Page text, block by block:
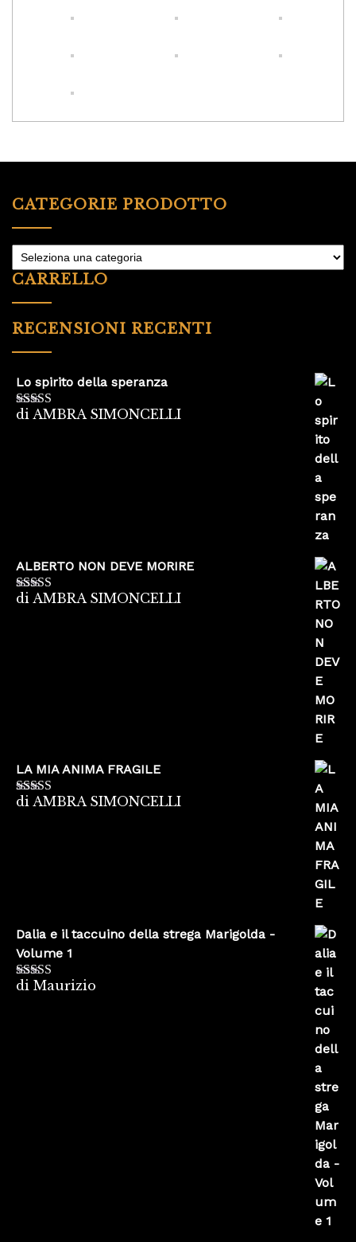
CATEGORIE PRODOTTO
CARRELLO
RECENSIONI RECENTI
Lo spirito della speranza
Valutato5su
di AMBRA SIMONCELLI
ALBERTO NON DEVE MORIRE
Valutato5su
di AMBRA SIMONCELLI
LA MIA ANIMA FRAGILE
Valutato5su
di AMBRA SIMONCELLI
Dalia e il taccuino della strega Marigolda -
Volume 1
Valutato4
di Maurizio